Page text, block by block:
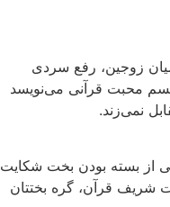
زوجین، رفع سردی
محبت قرآنی می‌نویسد
نمی‌زند.
از بسته بودن بخت شکایت
شریف قرآن، گره بختتان